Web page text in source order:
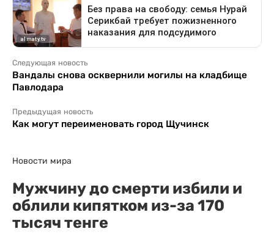
Следующая новость
Вандалы снова осквернили могилы на кладбище
Павлодара
Предыдущая новость
Как могут переименовать город Щучинск
Новости мира
Мужчину до смерти избили и
облили кипятком из-за 170
тысяч тенге